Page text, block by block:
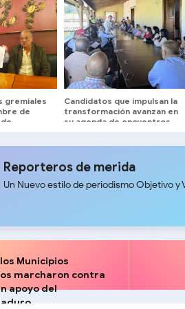
Venezuela
gremiales
de
Candidatos que impulsan la
transformación avanzan en
su agenda de encuentros
Reporteros de merida
Un Nuevo estilo de periodismo Objetivo y
Municipios
marcharon contra
apoyo del